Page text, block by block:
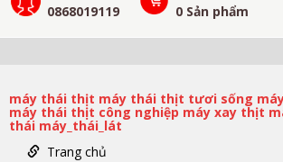
0868019119 0 Sản phẩm
máy thái thịt máy thái thịt tươi sống
máy thái thịt công nghiệp máy xay thịt
thái máy_thái_lát
Trang chủ